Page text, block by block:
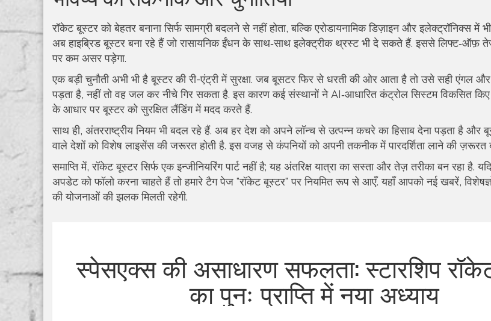
रॉकेट बूस्टर को बेहतर बनाना सिर्फ सामग्री बदलने से नहीं होता, बल्कि एरोडायनामिक डिज़ाइन और इलेक्ट्रॉनिक्स में भी
अब हाइब्रिड बूस्टर बना रहे हैं जो रासायनिक ईंधन के साथ‑साथ इलेक्ट्रीक थ्रस्ट भी दे सकते हैं. इससे लिफ्ट‑ऑफ़
पर कम असर पड़ेगा.
एक बड़ी चुनौती अभी भी है बूस्टर की री-एंट्री में सुरक्षा. जब बूसटर फिर से धरती की ओर आता है तो उसे सही एंगल और
पड़ता है, नहीं तो वह जल कर नीचे गिर सकता है. इस कारण कई संस्थानों ने AI‑आधारित कंट्रोल सिस्टम विकसित किए
के आधार पर बूस्टर को सुरक्षित लैंडिंग में मदद करते हैं.
साथ ही, अंतरराष्ट्रीय नियम भी बदल रहे हैं. अब हर देश को अपने लॉन्च से उत्पन्न कचरे का हिसाब देना पड़ता है और
वाले देशों को विशेष लाइसेंस की जरूरत होती है. इस वजह से कंपनियों को अपनी तकनीक में पारदर्शिता लाने की ज़रूरत
समाप्ति में, रॉकेट बूस्टर सिर्फ एक इन्जीनियरिंग पार्ट नहीं है; यह अंतरिक्ष यात्रा का सस्ता और तेज़ तरीका बन रहा है.
अपडेट को फॉलो करना चाहते हैं तो हमारे टैग पेज "रॉकेट बूस्टर" पर नियमित रूप से आएँ. यहाँ आपको नई खबरें,
की योजनाओं की झलक मिलती रहेगी.
स्पेसएक्स की असाधारण सफलता: स्टारशिप
का पुनः प्राप्ति में नया अध्याय